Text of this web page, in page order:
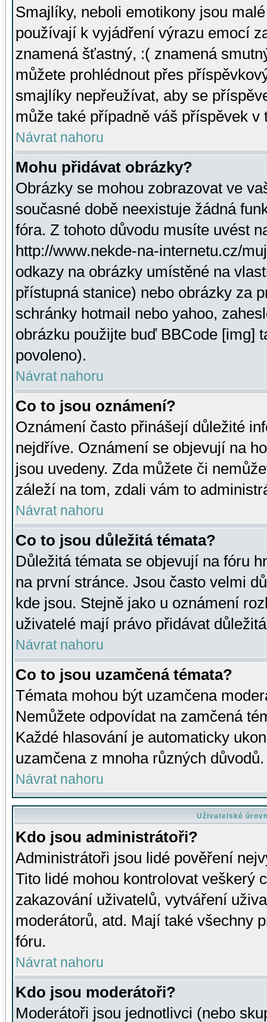
Smajlíky, neboli emotikony jsou
používají k vyjádření výrazu emocí
znamená šťastný, :( znamená
můžete prohlédnout přes
smajlíky nepřeužívat, aby se
může také případně váš příspěvek v
Návrat nahoru
Mohu přidávat obrázky?
Obrázky se mohou zobrazovat ve
současné době neexistuje žádná
fóra. Z tohoto důvodu musíte uvést
http://www.nekde-na-internetu.cz/
odkazy na obrázky umístěné na
přístupná stanice) nebo obrázky za
schránky hotmail nebo yahoo,
obrázku použijte buď BBCode [img]
povoleno).
Návrat nahoru
Co to jsou oznámení?
Oznámení často přinášejí důležité
nejdříve. Oznámení se objevují na
jsou uvedeny. Zda můžete či
záleží na tom, zdali vám to
Návrat nahoru
Co to jsou důležitá témata?
Důležitá témata se objevují na fóru
na první stránce. Jsou často velmi
kde jsou. Stejně jako u oznámení
uživatelé mají právo přidávat
Návrat nahoru
Co to jsou uzamčená témata?
Témata mohou být uzamčena
Nemůžete odpovídat na zamčená
Každé hlasování je automaticky
uzamčena z mnoha různých důvodů.
Návrat nahoru
Uživatelské
Kdo jsou administrátoři?
Administrátoři jsou lidé pověření
Tito lidé mohou kontrolovat veškerý
zakazování uživatelů, vytváření
moderátorů, atd. Mají také všechny
fóru.
Návrat nahoru
Kdo jsou moderátoři?
Moderátoři jsou jednotlivci (nebo